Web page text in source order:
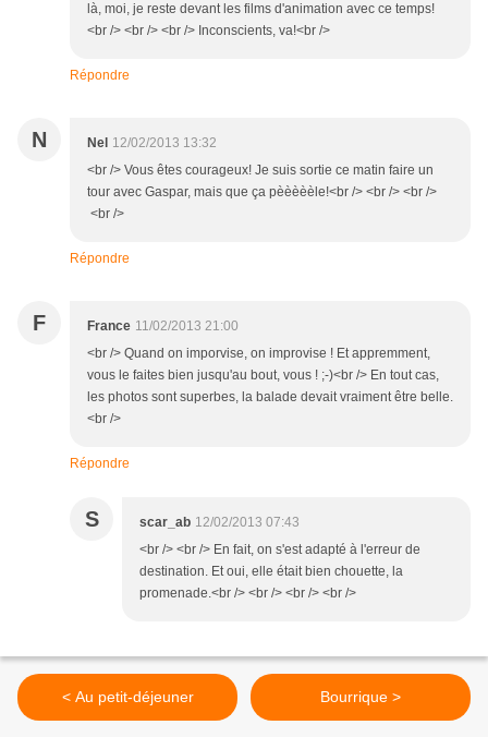
là, moi, je reste devant les films d'animation avec ce temps!
<br /> <br /> <br /> Inconscients, va!<br />
Répondre
N Nel 12/02/2013 13:32
<br /> Vous êtes courageux! Je suis sortie ce matin faire un
tour avec Gaspar, mais que ça pèèèèèle!<br /> <br /> <br />
<br />
Répondre
F France 11/02/2013 21:00
<br /> Quand on imporvise, on improvise ! Et appremment,
vous le faites bien jusqu'au bout, vous ! ;-)<br /> En tout cas,
les photos sont superbes, la balade devait vraiment être belle.
<br />
Répondre
S scar_ab 12/02/2013 07:43
<br /> <br /> En fait, on s'est adapté à l'erreur de
destination. Et oui, elle était bien chouette, la
promenade.<br /> <br /> <br /> <br />
< Au petit-déjeuner Bourrique >